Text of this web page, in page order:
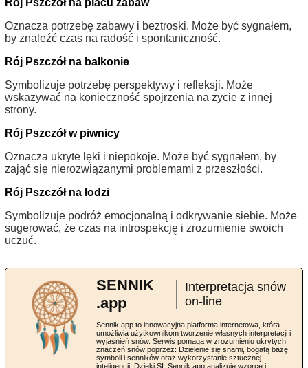
Rój Pszczół na placu zabaw
Oznacza potrzebę zabawy i beztroski. Może być sygnałem,
by znaleźć czas na radość i spontaniczność.
Rój Pszczół na balkonie
Symbolizuje potrzebę perspektywy i refleksji. Może
wskazywać na konieczność spojrzenia na życie z innej
strony.
Rój Pszczół w piwnicy
Oznacza ukryte lęki i niepokoje. Może być sygnałem, by
zająć się nierozwiązanymi problemami z przeszłości.
Rój Pszczół na łodzi
Symbolizuje podróż emocjonalną i odkrywanie siebie. Może
sugerować, że czas na introspekcję i zrozumienie swoich
uczuć.
SENNIK
.app
Interpretacja snów
on-line
Sennik.app to innowacyjna platforma internetowa, która
umożliwia użytkownikom tworzenie własnych interpretacji i
wyjaśnień snów. Serwis pomaga w zrozumieniu ukrytych
znaczeń snów poprzez: Dzielenie się snami, bogatą bazę
symboli i senników oraz wykorzystanie sztucznej
inteligencji: Dzięki SI, Sennik.app analizuje wzorce i